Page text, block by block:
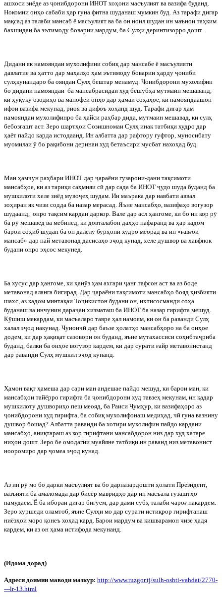
ашхоси зиёде аз ҷонибдорони ИНОТ хоҳони масъулият ва вазифа буданд.
Нокомии онҳо сабаби ҳар гуна фитна шуданаш мумкин буд. Аз тарафи дигар
мақсад аз талаби мансаб ё масъулият ва ба он ноил шудан ин маънои таҳким
бахшидан ба эътимоду боварии мардум, ба Сулҳи деринтизорро дошт.
Дидани як намояндаи мухолифини собиқ дар мансабе ё масъулияти
давлатие ва ҳатто дар маҳалҳо ҳам эътимоду боварии ҳарду ҷониби
сулҳкунандаро ба ояндаи Сулҳ бештар менамуд. Ҷонибдорони мухолифин
бо дидани намояндаи ба мансабрасидаи худ бешубҳа мутмаин мешаванд,
ки ҳуқуқу озодиҳо ва манофеи онҳо дар ҳамаи соҳаҳое, ки намояндаашон
ифои вазифа мекунад, риоя ва дифоъ хоҳанд шуд. Тарафи дигар ҳам
намояндаи мухолифинро ба ҳайси раҳбар дида, мутмаин мешавад, ки сулҳ
бебозгашт аст. Зеро шартҳои Созишномаи Сулҳ инак татбиқи худро дар
ҳаёт пайдо карда истодаанд. Ин албатта дар рафтору гуфтор, муносибату
муомилаи ӯ бо рақибони деринаи худ бетаъсири мусбат нахоҳад буд.
Ман ҳамчун раҳбари ИНОТ дар ҷараёни гузарони-дани тақсимоти
мансабҳое ки аз тариқи саҳмияи сӣ дар сада ба ИНОТ ҷудо шуда буданд ба
мушкилоти хеле зиёд мувоҷеҳ шудам Ин маърака дар навбати аввал
зоҳиран як чизи содда ба назар мерасад. Яъне мансабҳо, вазифаҳо вогузор
шудаанд,
онро тақсим кардан даркор. Вале дар асл ҳангоме, ки бо ин кор рӯ
ба рӯ мешавед ва мебинед, ки довталабон даҳҳо нафаранд ва ҳар кадом
барои соҳиб шудан ба он далелу бурҳони худро меорад ва ин «ғавғои
мансаб» дар пай метавонад дасисаҳо эҷод кунад, хеле душвор ва хавфнок
будани онро эҳсос мекунед.
Ба хусус дар ҳангоме ки ҳанӯз ҳам ахгари ҷанг тафсон аст ва аз боде
метавонад аланга бигирад Дар ҷараёни тақсимоти мансабҳо бояд ҳизбияти
шахс, аз кадом минтақаи Тоҷикистон будани он, ихтисосманди соҳа
буданаш ва инчунин дараҷаи хизматаш ба ИНОТ ба назар гирифта мешуд.
Кӯшиш мекардам, ки масъаларо тавре ҳал намоям, ки он ба раванди Сулҳ
халал эҷод накунад. Чунончӣ дар баъзе ҳолатҳо мансабҳоро на ба онҳое
додем, ки дар ҳақиқат сазовори он буданд, яъне мутахассиси соҳибтаҷриба
буданд, балки ба онҳое вогузор кардем, ки дар сурати ғайр метавонистанд
дар раванди Сулҳ мушкил эҷод кунанд.
Ҳамон вақт ҳамеша дар сари ман андешае пайдо мешуд ки барои ман ки
мансабҳои тайёрро гирифта ба ҷонибдорони худ тавзеҳ мекунам ин қадар
мушкилоту душвориҳо пеш меояд ба Раиси Ҷумҳур ки вазифаҳоро аз
ҷонибдорони худ гирифта ба собиқ мухолифонаш медиҳад чӣ гуна вазнину
душвор бошад? Албатта раванди ба хотири мухолифин пайдо кардани
мансабҳо, аниқтараш аз кор гирифтани мансабдорон низ дар худ хатаре
ниҳон дошт. Зеро бе омодагии муайяне татбиқи ин раванд низ метавонист
нооромиро дар ҷомеа эҷод кунад.
Аз ин рӯ мо бо дарки масъулият ва бо дарназардошти ҳолати Президент,
вазъияти ба амаломада дар бисёр мавридҳо дар ин масъала гузаштҳо
намудаем Ё ба ибораи дигар бигӯем, дар дами субҳ талаби чароғ накардем.
Зеро хуршеди оламтоб, яъне Сулҳи мо дар сурати истиқрор гирифтанаш
ниёзҳои моро қонеъ хоҳад кард. Барои мардум ва кишварамон чизе ҳадя
кардем, ки аз он ҳама истифода мекунанд.
(Идома дорад)
Адреси доимии маводи мазкур: http://www.ruzgor.tj/sulh-oshti-vahdat/2770-
---lr-13. html